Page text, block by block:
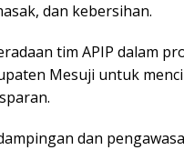
dan kebersihan.
tim APIP dalam
Mesuji untuk
dan